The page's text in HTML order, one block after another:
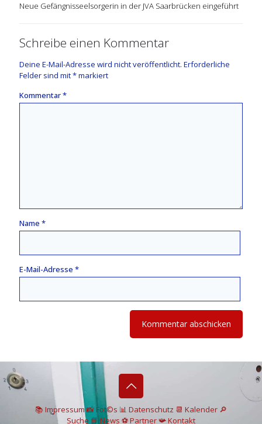
Neue Gefängnisseelsorgerin in der JVA Saarbrücken eingeführt
Schreibe einen Kommentar
Deine E-Mail-Adresse wird nicht veröffentlicht. Erforderliche
Felder sind mit*markiert
Kommentar*
Name *
E-Mail-Adresse *
📚 Impressum📸Fot©s 📊 Datenschutz 📆 Kalender 🔎
Suche 📘 News ⚽Partner📯Kontakt